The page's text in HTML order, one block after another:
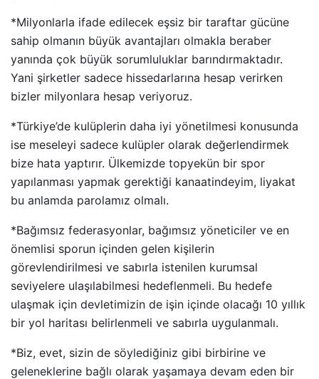
*Milyonlarla ifade edilecek eşsiz bir taraftar gücüne
sahip olmanın büyük avantajları olmakla beraber
yanında çok büyük sorumluluklar barındırmaktadır.
Yani şirketler sadece hissedarlarına hesap verirken
bizler milyonlara hesap veriyoruz.
*Türkiye’de kulüplerin daha iyi yönetilmesi konusunda
ise meseleyi sadece kulüpler olarak değerlendirmek
bize hata yaptırır. Ülkemizde topyekün bir spor
yapılanması yapmak gerektiği kanaatindeyim, liyakat
bu anlamda parolamız olmalı.
*Bağımsız federasyonlar, bağımsız yöneticiler ve en
önemlisi sporun içinden gelen kişilerin
görevlendirilmesi ve sabırla istenilen kurumsal
seviyelere ulaşılabilmesi hedeflenmeli. Bu hedefe
ulaşmak için devletimizin de işin içinde olacağı 10 yıllık
bir yol haritası belirlenmeli ve sabırla uygulanmalı.
*Biz, evet, sizin de söylediğiniz gibi birbirine ve
geleneklerine bağlı olarak yaşamaya devam eden bir